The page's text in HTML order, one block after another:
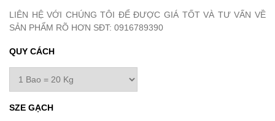
LIÊN HỆ VỚI CHÚNG TÔI ĐỂ ĐƯỢC GIÁ TỐT VÀ TƯ VẤN VỀ
SẢN PHẨM RÕ HƠN SĐT: 0916789390
QUY CÁCH
SZE GẠCH